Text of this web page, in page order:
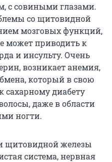
с совиными глазами.
со щитовидной
мозговых функций,
может приводить к
и инсульту. Очень
возникает анемия,
который в свою
сахарному диабету
даже в области
ногти.
железы
система, нервная